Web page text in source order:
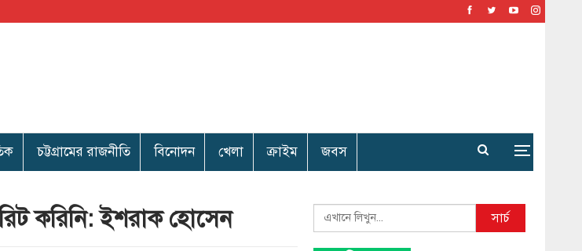
চট্টগ্রামের রাজনীতি বিনোদন খেলা ক্রাইম জবস
করিনি: ইশরাক হোসেন Search সার্চ